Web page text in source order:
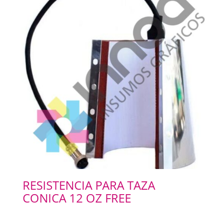
RESISTENCIA PARA TAZA
CONICA 12 OZ FREE